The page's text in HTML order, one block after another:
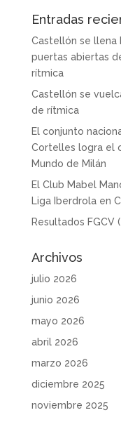
Entradas
Castellón se llena
puertas abiertas
rítmica
Castellón se
de rítmica
El conjunto
Cortelles logra el
Mundo de Milán
El Club Mabel
Liga Iberdrola en
Resultados FGCV
Archivos
julio 2026
junio 2026
mayo 2026
abril 2026
marzo 2026
diciembre 2025
noviembre 2025